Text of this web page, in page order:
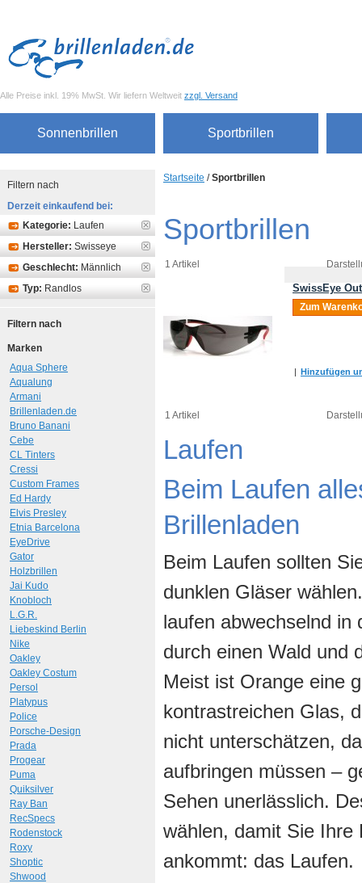
Alle Preise inkl. 19% MwSt. Wir liefern Weltweit zzgl. Versand
Sonnenbrillen Sportbrillen
Startseite /Sportbrillen
Sportbrillen
1 Artikel
SwissEye
Zum
| Hinzufügen
1 Artikel
Laufen
Beim Laufen
Brillenladen
Beim Laufen sollten
dunklen Gläser
laufen abwechselnd in
durch einen Wald und
Meist ist Orange eine
kontrastreichen Glas,
nicht unterschätzen,
aufbringen müssen –
Sehen unerlässlich.
wählen, damit Sie Ihre
ankommt: das Laufen.
Filtern nach
Derzeit einkaufend bei:
Kategorie: Laufen
Hersteller: Swisseye
Geschlecht: Männlich
Typ: Randlos
Filtern nach
Marken
Aqua Sphere
Aqualung
Armani
Brillenladen.de
Bruno Banani
Cebe
CL Tinters
Cressi
Custom Frames
Ed Hardy
Elvis Presley
Etnia Barcelona
EyeDrive
Gator
Holzbrillen
Jai Kudo
Knobloch
L.G.R.
Liebeskind Berlin
Nike
Oakley
Oakley Costum
Persol
Platypus
Police
Porsche-Design
Prada
Progear
Puma
Quiksilver
Ray Ban
RecSpecs
Rodenstock
Roxy
Shoptic
Shwood